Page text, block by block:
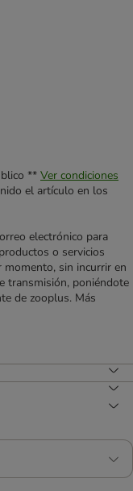
** Ver condiciones
el artículo en los
electrónico para
o servicios
momento, sin incurrir en
transmisión, poniéndote
de zooplus. Más